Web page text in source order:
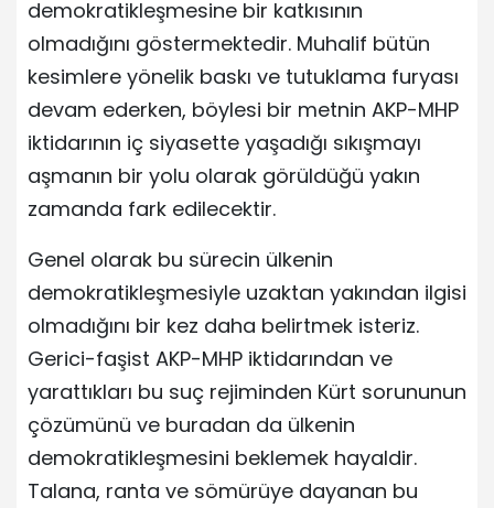
demokratikleşmesine bir katkısının
olmadığını göstermektedir. Muhalif bütün
kesimlere yönelik baskı ve tutuklama furyası
devam ederken, böylesi bir metnin AKP-MHP
iktidarının iç siyasette yaşadığı sıkışmayı
aşmanın bir yolu olarak görüldüğü yakın
zamanda fark edilecektir.
Genel olarak bu sürecin ülkenin
demokratikleşmesiyle uzaktan yakından ilgisi
olmadığını bir kez daha belirtmek isteriz.
Gerici-faşist AKP-MHP iktidarından ve
yarattıkları bu suç rejiminden Kürt sorununun
çözümünü ve buradan da ülkenin
demokratikleşmesini beklemek hayaldir.
Talana, ranta ve sömürüye dayanan bu